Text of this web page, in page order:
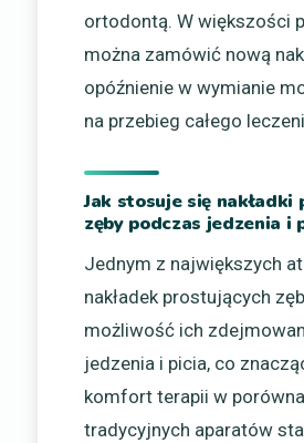
ortodontą. W większości
można zamówić nową
opóźnienie w wymianie
na przebieg całego
Jak stosuje się nakładki
zęby podczas jedzenia i
Jednym z największych
nakładek prostujących
możliwość ich
jedzenia i picia, co
komfort terapii w
tradycyjnych aparatów